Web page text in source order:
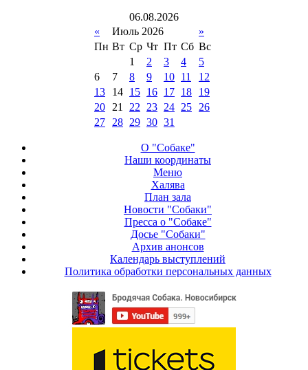
06.08.2026
«
Июль 2026
»
Пн Вт Ср Чт Пт Сб Вс
1
2 3 4
5
6
7 8 9 10 11
12
13
14 15 16 17 18
19
20
21 22 23 24 25
26
27
28 29 30 31
О "Собаке"
Наши координаты
Меню
Халява
План зала
Новости "Собаки"
Пресса о "Собаке"
Досье "Собаки"
Архив анонсов
Календарь выступлений
Политика обработки персональных данных